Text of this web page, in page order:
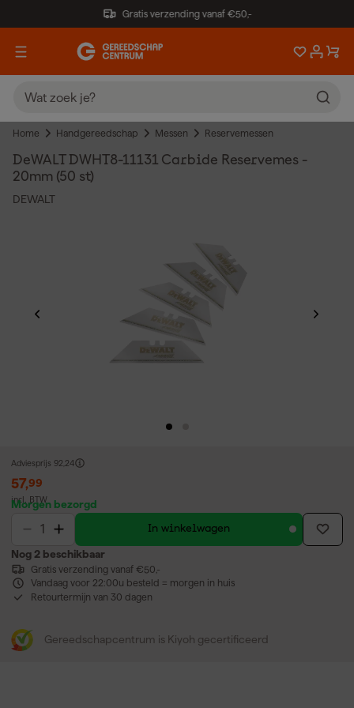
Gratis verzending vanaf €50,-
Home Handgereedschap Messen Reservemessen
DeWALT DWHT8-11131 Carbide Reservemes -
20mm (50 st)
DEWALT
Adviesprijs 92,24
57,99
incl. BTW
Morgen bezorgd
In winkelwagen
Nog 2 beschikbaar
Gratis verzending vanaf €50,-
Vandaag voor 22:00u besteld = morgen in huis
Retourtermijn van 30 dagen
Gereedschapcentrum is Kiyoh gecertificeerd